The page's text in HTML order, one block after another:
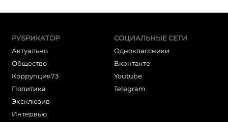
РУБРИКАТОР
Актуально
Общество
Коррупция73
Политика
Эксклюзив
Интервью
СОЦИАЛЬНЫЕ СЕТИ
Одноклассники
Вконтакте
Youtube
Telegram